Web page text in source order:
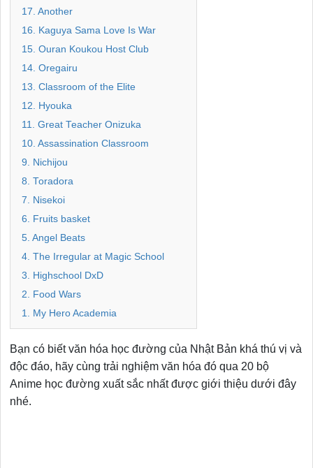
17. Another
16. Kaguya Sama Love Is War
15. Ouran Koukou Host Club
14. Oregairu
13. Classroom of the Elite
12. Hyouka
11. Great Teacher Onizuka
10. Assassination Classroom
9. Nichijou
8. Toradora
7. Nisekoi
6. Fruits basket
5. Angel Beats
4. The Irregular at Magic School
3. Highschool DxD
2. Food Wars
1. My Hero Academia
Bạn có biết văn hóa học đường của Nhật Bản khá thú vị và
độc đáo, hãy cùng trải nghiệm văn hóa đó qua 20 bộ
Anime học đường xuất sắc nhất được giới thiệu dưới đây
nhé.